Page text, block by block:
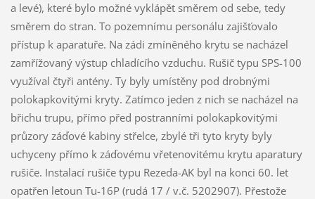
a levé), které bylo možné vyklápět směrem od sebe, tedy
směrem do stran. To pozemnímu personálu zajišťovalo
přístup k aparatuře. Na zádi zmíněného krytu se nacházel
zamřížovaný výstup chladícího vzduchu. Rušič typu SPS-100
využíval čtyři antény. Ty byly umístěny pod drobnými
polokapkovitými kryty. Zatímco jeden z nich se nacházel na
břichu trupu, přímo před postranními polokapkovitými
průzory záďové kabiny střelce, zbylé tři tyto kryty byly
uchyceny přímo k záďovému vřetenovitému krytu aparatury
rušiče. Instalací rušiče typu Rezeda-AK byl na konci 60. let
opatřen letoun Tu-16P (rudá 17 / v.č. 5202907). Přestože